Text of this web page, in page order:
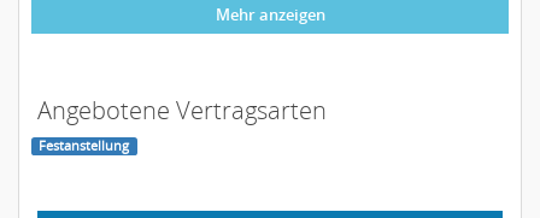
Mehr anzeigen
Angebotene Vertragsarten
Festanstellung